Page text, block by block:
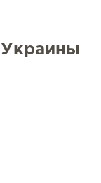
Украины